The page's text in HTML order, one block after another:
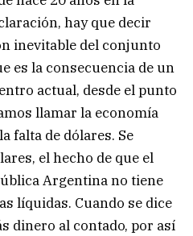
hay que decir
inevitable del conjunto
es la consecuencia de un
actual, desde el punto
llamar la economía
falta de dólares. Se
el hecho de que el
Argentina no tiene
líquidas. Cuando se dice
dinero al contado, por así